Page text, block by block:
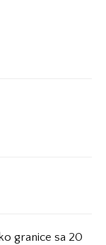
granice sa 20